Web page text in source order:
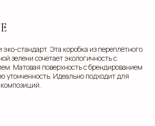
стандарт. Эта коробка из переплётного
зелени сочетает экологичность с
Матовая поверхность с брендированием
утонченность. Идеально подходит для